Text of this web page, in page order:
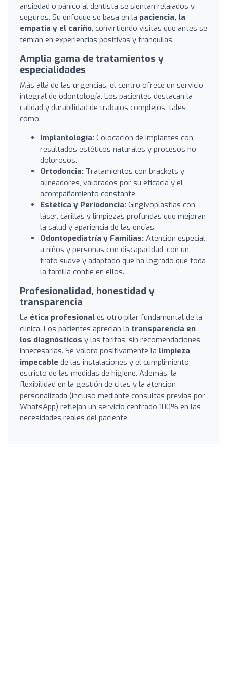
ansiedad o pánico al dentista se sientan relajados y
seguros. Su enfoque se basa en la paciencia, la
empatía y el cariño, convirtiendo visitas que antes se
temían en experiencias positivas y tranquilas.
Amplia gama de tratamientos y
especialidades
Más allá de las urgencias, el centro ofrece un servicio
integral de odontología. Los pacientes destacan la
calidad y durabilidad de trabajos complejos, tales
como:
Implantología: Colocación de implantes con
resultados estéticos naturales y procesos no
dolorosos.
Ortodoncia: Tratamientos con brackets y
alineadores, valorados por su eficacia y el
acompañamiento constante.
Estética y Periodoncia: Gingivoplastias con
láser, carillas y limpiezas profundas que mejoran
la salud y apariencia de las encías.
Odontopediatría y Familias: Atención especial
a niños y personas con discapacidad, con un
trato suave y adaptado que ha logrado que toda
la familia confíe en ellos.
Profesionalidad, honestidad y
transparencia
La ética profesional es otro pilar fundamental de la
clínica. Los pacientes aprecian la transparencia en
los diagnósticos y las tarifas, sin recomendaciones
innecesarias. Se valora positivamente la limpieza
impecable de las instalaciones y el cumplimiento
estricto de las medidas de higiene. Además, la
flexibilidad en la gestión de citas y la atención
personalizada (incluso mediante consultas previas por
WhatsApp) reflejan un servicio centrado 100% en las
necesidades reales del paciente.